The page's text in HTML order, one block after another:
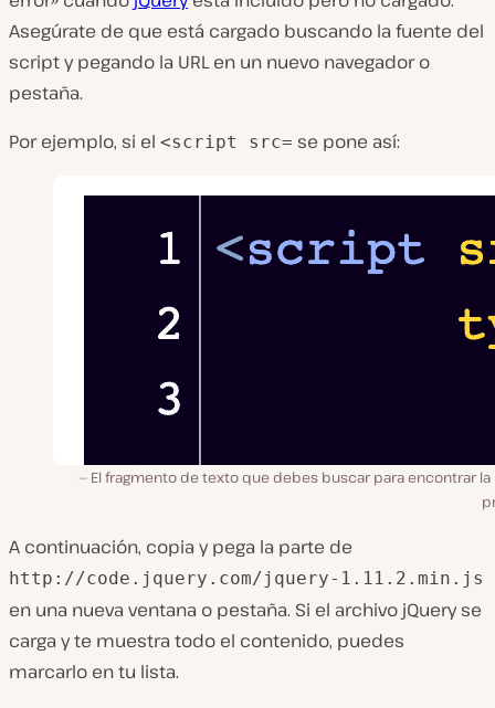
Asegúrate de que está cargado buscando la fuente del
script y pegando la URL en un nuevo navegador o
pestaña.
Por ejemplo, si el <script src= se pone así:
El fragmento de texto que debes buscar para encontrar la
A continuación, copia y pega la parte de
http://code.jquery.com/jquery-1.11.2.min.js
en una nueva ventana o pestaña. Si el archivo jQuery se
carga y te muestra todo el contenido, puedes
marcarlo en tu lista.